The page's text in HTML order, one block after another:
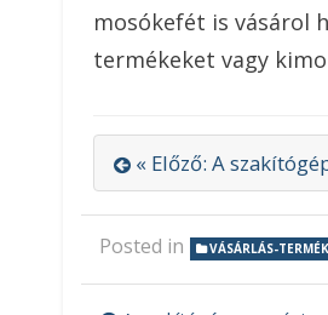
mosókefét is vásárol
termékeket vagy
« Előző: A
Posted in VÁSÁRLÁS-